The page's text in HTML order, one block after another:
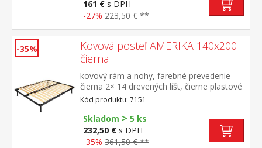
161 € s DPH
-27% 223,50 € **
-35%
Kovová posteľ AMERIKA 140x200
čierna
kovový rám a nohy, farebné prevedenie
čierna 2× 14 drevených líšt, čierne plastové
spojky odporúčaný rozmer matraca 140 ×
200 cm
Kód produktu: 7151
Skladom > 5 ks
232,50 € s DPH
-35% 361,50 € **